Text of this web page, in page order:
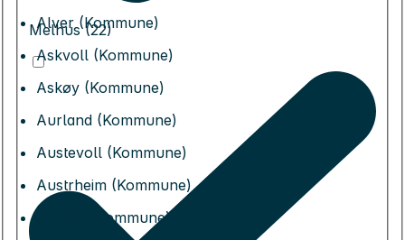
Alver (Kommune)
Askvoll (Kommune)
Askøy (Kommune)
Aurland (Kommune)
Austevoll (Kommune)
Austrheim (Kommune)
Bergen (Kommune)
Melhus (22)